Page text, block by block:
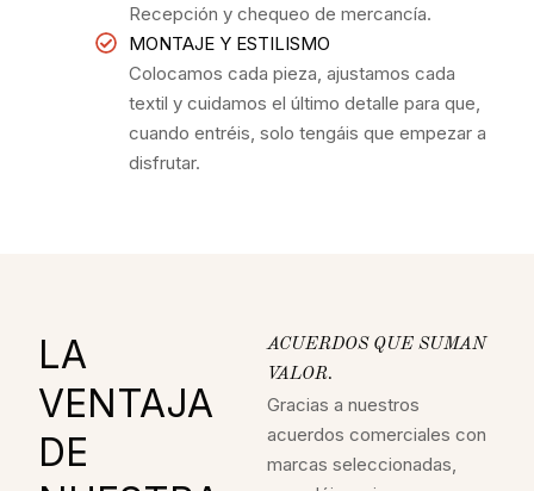
Recepción y chequeo de mercancía.
MONTAJE Y ESTILISMO
Colocamos cada pieza, ajustamos cada
textil y cuidamos el último detalle para que,
cuando entréis, solo tengáis que empezar a
disfrutar.
LA
VENTAJA
DE
ACUERDOS QUE SUMAN
VALOR.
Gracias a nuestros
acuerdos comerciales con
marcas seleccionadas,